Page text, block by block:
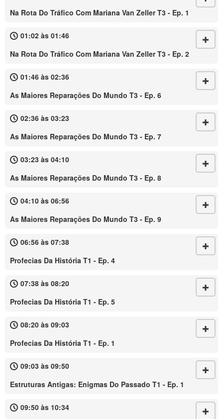
Na Rota Do Tráfico Com Mariana Van Zeller T3 - Ep. 1
01:02 às 01:46
Na Rota Do Tráfico Com Mariana Van Zeller T3 - Ep. 2
01:46 às 02:36
As Maiores Reparações Do Mundo T3 - Ep. 6
02:36 às 03:23
As Maiores Reparações Do Mundo T3 - Ep. 7
03:23 às 04:10
As Maiores Reparações Do Mundo T3 - Ep. 8
04:10 às 06:56
As Maiores Reparações Do Mundo T3 - Ep. 9
06:56 às 07:38
Profecias Da História T1 - Ep. 4
07:38 às 08:20
Profecias Da História T1 - Ep. 5
08:20 às 09:03
Profecias Da História T1 - Ep. 1
09:03 às 09:50
Estruturas Antigas: Enigmas Do Passado T1 - Ep. 1
09:50 às 10:34